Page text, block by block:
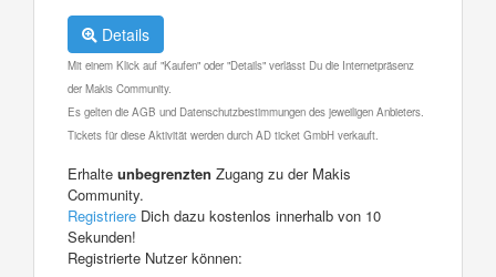
Details
Mit einem Klick auf "Kaufen" oder "Details" verlässt Du die Internetpräsenz
der Makis Community.
Es gelten die AGB und Datenschutzbestimmungen des jeweiligen Anbieters.
Tickets für diese Aktivität werden durch AD ticket GmbH verkauft.
Erhalte unbegrenzten Zugang zu der Makis
Community.
Registriere Dich dazu kostenlos innerhalb von 10
Sekunden!
Registrierte Nutzer können: